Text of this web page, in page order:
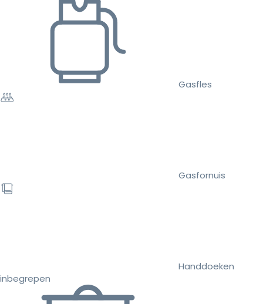
Gasfles
Gasfornuis
Handdoeken
inbegrepen